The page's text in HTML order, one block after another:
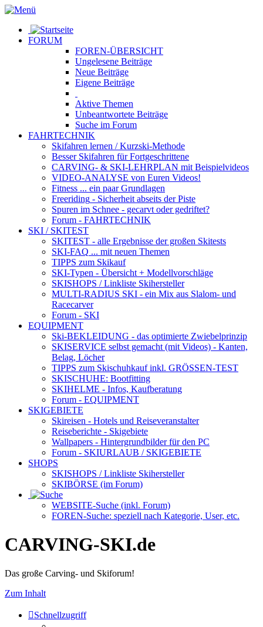
FORUM
FOREN-ÜBERSICHT
Ungelesene Beiträge
Neue Beiträge
Eigene Beiträge
Aktive Themen
Unbeantwortete Beiträge
Suche im Forum
FAHRTECHNIK
Skifahren lernen / Kurzski-Methode
Besser Skifahren für Fortgeschrittene
CARVING- & SKI-LEHRPLAN mit Beispielvideos
VIDEO-ANALYSE von Euren Videos!
Fitness ... ein paar Grundlagen
Freeriding - Sicherheit abseits der Piste
Spuren im Schnee - gecarvt oder gedriftet?
Forum - FAHRTECHNIK
SKI / SKITEST
SKITEST - alle Ergebnisse der großen Skitests
SKI-FAQ ... mit neuen Themen
TIPPS zum Skikauf
SKI-Typen - Übersicht + Modellvorschläge
SKISHOPS / Linkliste Skihersteller
MULTI-RADIUS SKI - ein Mix aus Slalom- und
Racecarver
Forum - SKI
EQUIPMENT
Ski-BEKLEIDUNG - das optimierte Zwiebelprinzip
SKISERVICE selbst gemacht (mit Videos) - Kanten,
Belag, Löcher
TIPPS zum Skischuhkaufinkl. GRÖSSEN-TEST
SKISCHUHE: Bootfitting
SKIHELME - Infos, Kaufberatung
Forum - EQUIPMENT
SKIGEBIETE
Skireisen - Hotels und Reiseveranstalter
Reiseberichte - Skigebiete
Wallpapers - Hintergrundbilder für den PC
Forum - SKIURLAUB / SKIGEBIETE
SHOPS
SKISHOPS / Linkliste Skihersteller
SKIBÖRSE (im Forum)
WEBSITE-Suche (inkl. Forum)
FOREN-Suche: speziell nach Kategorie, User, etc.
CARVING-SKI.de
Das große Carving- und Skiforum!
Zum Inhalt
Schnellzugriff